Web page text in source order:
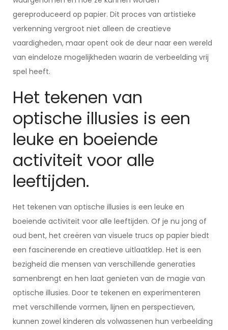
gereproduceerd op papier. Dit proces van artistieke
verkenning vergroot niet alleen de creatieve
vaardigheden, maar opent ook de deur naar een wereld
van eindeloze mogelijkheden waarin de verbeelding vrij
spel heeft.
Het tekenen van
optische illusies is een
leuke en boeiende
activiteit voor alle
leeftijden.
Het tekenen van optische illusies is een leuke en
boeiende activiteit voor alle leeftijden. Of je nu jong of
oud bent, het creëren van visuele trucs op papier biedt
een fascinerende en creatieve uitlaatklep. Het is een
bezigheid die mensen van verschillende generaties
samenbrengt en hen laat genieten van de magie van
optische illusies. Door te tekenen en experimenteren
met verschillende vormen, lijnen en perspectieven,
kunnen zowel kinderen als volwassenen hun verbeelding